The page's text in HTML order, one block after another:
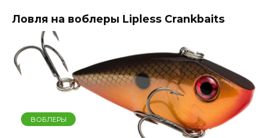
Ловля на воблеры Lipless Crankbaits
ВОБЛЕРЫ